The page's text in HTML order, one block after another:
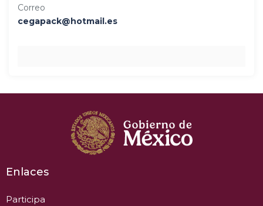
Correo
cegapack@hotmail.es
Enlaces
Participa